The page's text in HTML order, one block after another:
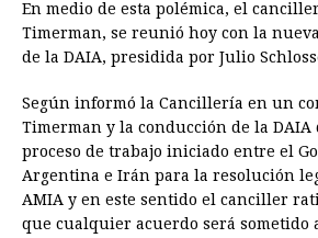
En medio de esta polémica, el
Timerman, se reunió hoy con la
de la DAIA, presidida por Julio
Según informó la Cancillería en un
Timerman y la conducción de la DAIA
proceso de trabajo iniciado entre el
Argentina e Irán para la resolución
AMIA y en este sentido el canciller
que cualquier acuerdo será sometido